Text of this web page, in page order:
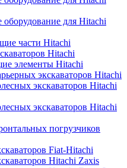
оборудование для Hitachi
части Hitachi
Hitachi
элементы Hitachi
экскаваторов Hitachi
экскаваторов Hitachi
экскаваторов Hitachi
погрузчиков
Fiat-Hitachi
Hitachi Zaxis